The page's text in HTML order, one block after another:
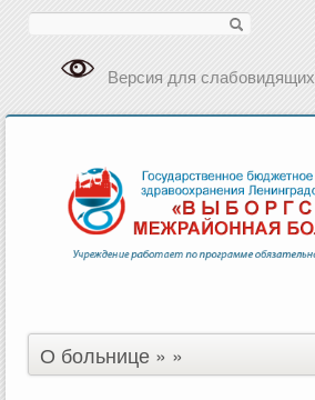
Версия для слабовидящих